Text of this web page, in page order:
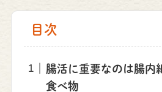
目次
腸活に重要なのは腸内
食べ物